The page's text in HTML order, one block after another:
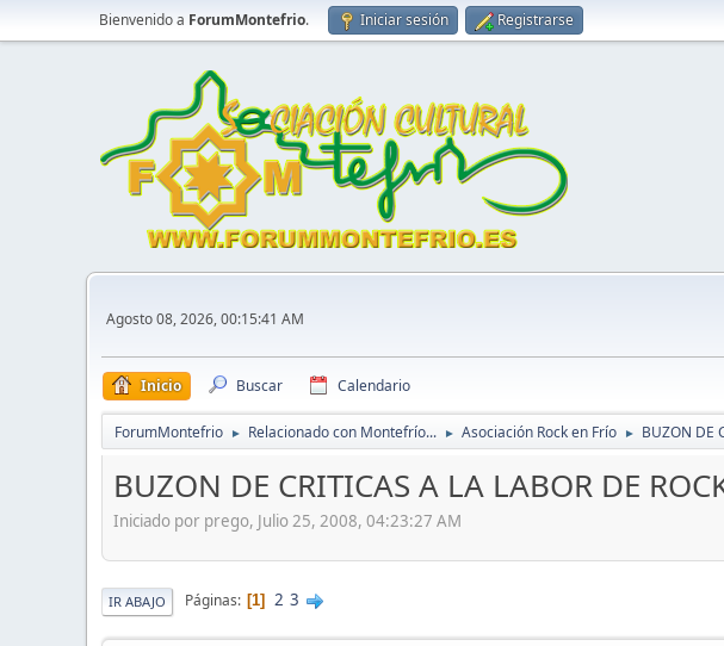
Bienvenido a ForumMontefrio. Iniciar sesión Registrarse
Agosto 08, 2026, 00:15:41 AM
Inicio Buscar Calendario
ForumMontefrio ► Relacionado con Montefrío... ► Asociación Rock en Frío ► BUZON DE
BUZON DE CRITICAS A LA LABOR DE
Iniciado por prego, Julio 25, 2008, 04:23:27 AM
IR ABAJO Páginas 1 2 3